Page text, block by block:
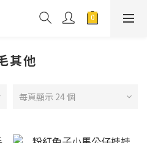
其他
每頁顯示 24 個